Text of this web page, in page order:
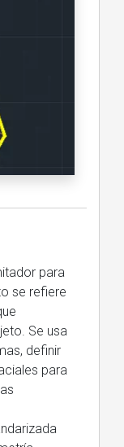
para
se refiere
Se usa
definir
para